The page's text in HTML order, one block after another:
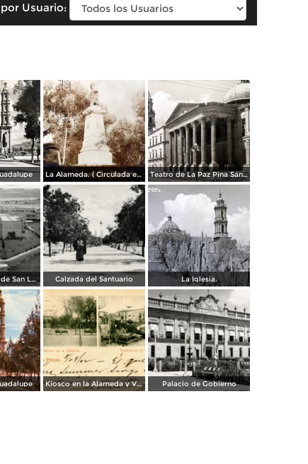
Usuario:
La Alameda. ( Circulada el 11 de Septiembre de 1923 ). Teatro de La Paz Pina San Luis Potosí.
Hospital Central de San Luis Potosí Calzada del Santuario La Iglesia.
Kiosco en la Alameda y Vendedores de Frutas Palacio de Gobierno